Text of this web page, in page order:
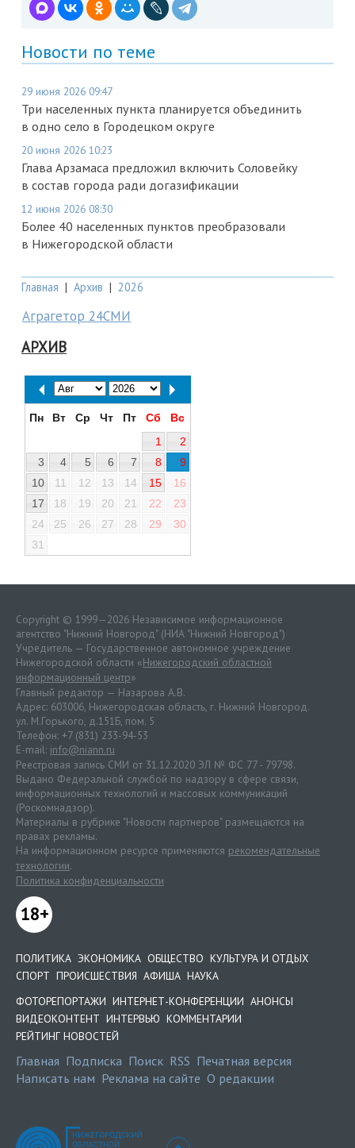
Новости по теме
29 июня 2026 09:47
Три населенных пункта планируется объединить
в одно село в Городецком округе
20 июня 2026 10:23
Глава Арзамаса предложил включить Соловейку
в состав города ради догазификации
12 июня 2026 08:30
Более 40 населенных пунктов преобразовали
в Нижегородской области
Главная | Архив | 2026
Аграгетор 24СМИ
АРХИВ
Пн Вт Ср Чт Пт Сб
Вс
1
2
3
4 5 6 7 8
9
10
11 12 13 14 15
16
17
18 19 20 21 22
23
24
25 26 27 28 29
30
31
Copyright © 1999—2026 Независимое информационное
агентство "Нижний Новгород" (НИА "Нижний Новгород")
Учредитель — Государственное автономное учреждение
Нижегородской области «Нижегородский областной
информационный центр»
Главный редактор — Назарова А.В.
Адрес: 603006, Нижегородская область, г. Нижний Новгород.
ул. М.Горького, д.151Б, пом. 5
Телефон: +7 (831) 233-94-53
E-mail: info@niann.ru
Реестровая запись СМИ от 31.12.2020 ЭЛ № ФС 77 - 79798.
Выдано Федеральной службой по надзору в сфере связи,
информационных технологий и массовых коммуникаций
(Роскомнадзор).
Материалы в рубрике "Новости партнеров" размещаются на
правах рекламы.
На информационном ресурсе применяются рекомендательные
технологии.
Политика конфиденциальности
18+
ПОЛИТИКА ЭКОНОМИКА ОБЩЕСТВО КУЛЬТУРА И ОТДЫХ
СПОРТ ПРОИСШЕСТВИЯ АФИША НАУКА
ФОТОРЕПОРТАЖИ ИНТЕРНЕТ-КОНФЕРЕНЦИИ АНОНСЫ
ВИДЕОКОНТЕНТ ИНТЕРВЬЮ КОММЕНТАРИИ
РЕЙТИНГ НОВОСТЕЙ
Главная Подписка Поиск RSS Печатная версия
Написать нам Реклама на сайте О редакции